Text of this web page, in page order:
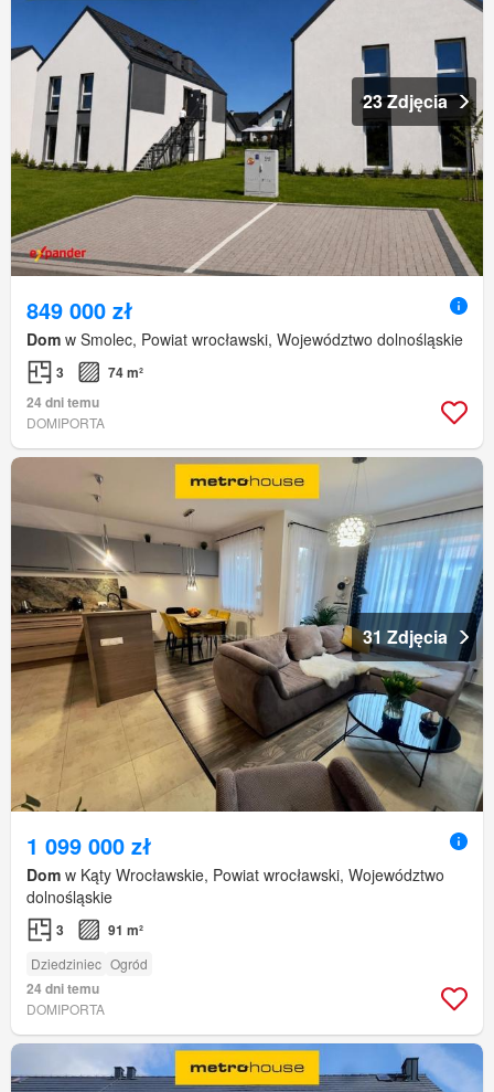
23 Zdjęcia
849 000 zł
Dom w Smolec, Powiat wrocławski, Województwo dolnośląskie
3
74 m²
24 dni temu
DOMIPORTA
31 Zdjęcia
1 099 000 zł
Dom w Kąty Wrocławskie, Powiat wrocławski, Województwo
dolnośląskie
3 91 m²
Dziedziniec Ogród
24 dni temu
DOMIPORTA